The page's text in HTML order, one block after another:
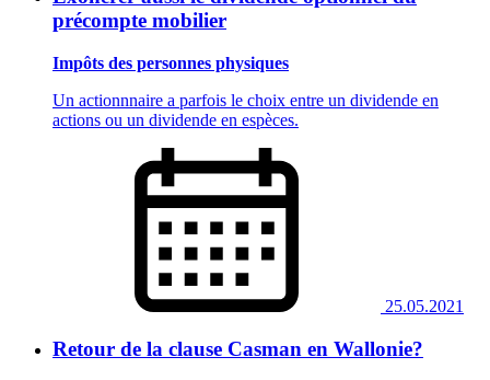
précompte mobilier
Impôts des personnes physiques
Un actionnnaire a parfois le choix entre un dividende en
actions ou un dividende en espèces.
25.05.2021
Retour de la clause Casman en Wallonie?